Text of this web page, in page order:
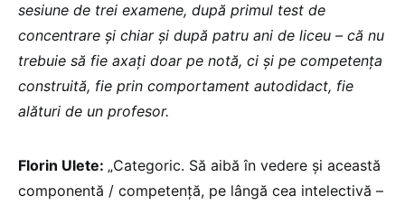
sesiune de trei examene, după primul test de
concentrare și chiar și după patru ani de liceu – că nu
trebuie să fie axați doar pe notă, ci și pe competența
construită, fie prin comportament autodidact, fie
alături de un profesor.
Florin Ulete: „Categoric. Să aibă în vedere și această
componentă / competență, pe lângă cea intelectivă –